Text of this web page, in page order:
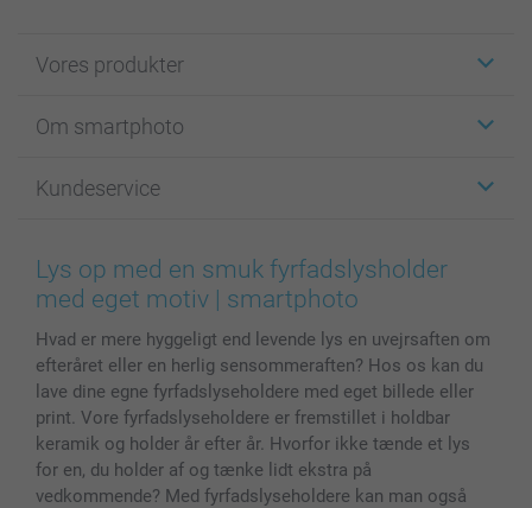
Vores produkter
Fotokort
Fotobøger
Billeder, Plakater & Fotohæfter
Cover til mobil & tablet
Fotokalender & Kalenderbog
Fotorammer & Tilbehør
Alle fotoprodukter
Om smartphoto
For affiliate
Cookie Policy
Sitemap
Investor Relations
Kundeservice
100% tilfredshedsgaranti
smartbonus
Status for ordrer
Lys op med en smuk fyrfadslysholder
med eget motiv | smartphoto
Hvad er mere hyggeligt end levende lys en uvejrsaften om
efteråret eller en herlig sensommeraften? Hos os kan du
lave dine egne fyrfadslyseholdere med eget billede eller
print. Vore fyrfadslyseholdere er fremstillet i holdbar
keramik og holder år efter år. Hvorfor ikke tænde et lys
for en, du holder af og tænke lidt ekstra på
vedkommende? Med fyrfadslyseholdere kan man også